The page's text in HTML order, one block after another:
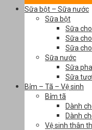
Sữa bột – Sữa nước
Sữa bột
Sữa
Sữa
Sữa
Sữa nước
Sữa
Sữa tươi
Bỉm – Tã – Vệ sinh
Bỉm tã
Dành
Dành
Vệ sinh thân